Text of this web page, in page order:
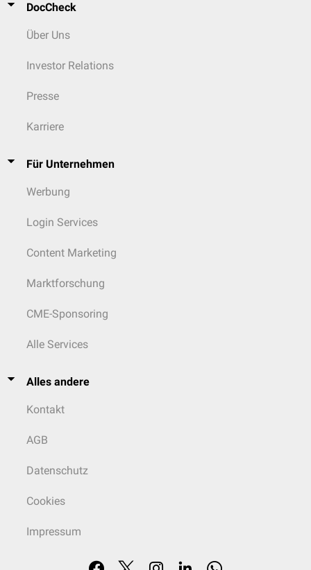
DocCheck
Über Uns
Investor Relations
Presse
Karriere
Für Unternehmen
Werbung
Login Services
Content Marketing
Marktforschung
CME-Sponsoring
Alle Services
Alles andere
Kontakt
AGB
Datenschutz
Cookies
Impressum